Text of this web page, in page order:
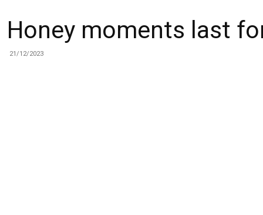
Honey moments last
21/12/2023